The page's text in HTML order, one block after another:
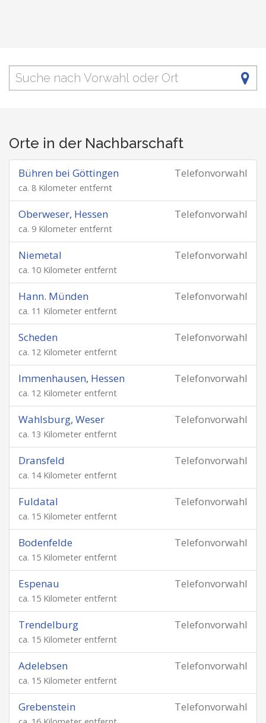
Orte in der Nachbarschaft
Telefonvorwahl
Bühren bei Göttingen
ca. 8 Kilometer entfernt
Telefonvorwahl
Oberweser, Hessen
ca. 9 Kilometer entfernt
Telefonvorwahl
Niemetal
ca. 10 Kilometer entfernt
Telefonvorwahl
Hann. Münden
ca. 11 Kilometer entfernt
Telefonvorwahl
Scheden
ca. 12 Kilometer entfernt
Telefonvorwahl
Immenhausen, Hessen
ca. 12 Kilometer entfernt
Telefonvorwahl
Wahlsburg, Weser
ca. 13 Kilometer entfernt
Telefonvorwahl
Dransfeld
ca. 14 Kilometer entfernt
Telefonvorwahl
Fuldatal
ca. 15 Kilometer entfernt
Telefonvorwahl
Bodenfelde
ca. 15 Kilometer entfernt
Telefonvorwahl
Espenau
ca. 15 Kilometer entfernt
Telefonvorwahl
Trendelburg
ca. 15 Kilometer entfernt
Telefonvorwahl
Adelebsen
ca. 15 Kilometer entfernt
Telefonvorwahl
Grebenstein